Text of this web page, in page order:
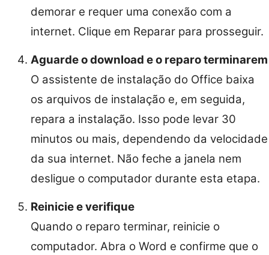
demorar e requer uma conexão com a
internet. Clique em Reparar para prosseguir.
Aguarde o download e o reparo terminarem
O assistente de instalação do Office baixa
os arquivos de instalação e, em seguida,
repara a instalação. Isso pode levar 30
minutos ou mais, dependendo da velocidade
da sua internet. Não feche a janela nem
desligue o computador durante esta etapa.
Reinicie e verifique
Quando o reparo terminar, reinicie o
computador. Abra o Word e confirme que o